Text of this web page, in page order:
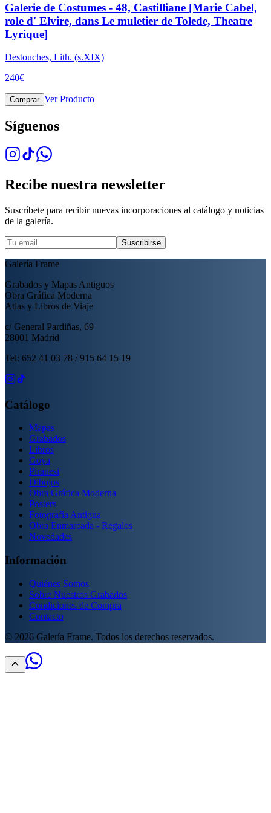
Galerie de Costumes - 48, Castilliane [Marie Cabel,
role d' Elvire, dans Le muletier de Tolede, Theatre
Lyrique]
Destouches, Lith. (s.XIX)
240€
Comprar Ver Producto
Síguenos
Recibe nuestra newsletter
Suscríbete para recibir nuevas incorporaciones al catálogo y noticias
de la galería.
Suscribirse
Galería Frame
Grabados y Mapas Antiguos
Obra Gráfica Moderna
Atlas y Libros de Viaje
c/ General Pardiñas, 69
28001 Madrid
Tel: 652 41 03 78 / 915 64 15 19
Catálogo
Mapas
Grabados
Libros
Goya
Piranesi
Dibujos
Obra Gráfica Moderna
Posters
Fotografía Antigua
Obra Enmarcada - Regalos
Novedades
Información
Quiénes Somos
Sobre Nuestros Grabados
Condiciones de Compra
Contacto
© 2026 Galería Frame. Todos los derechos reservados.